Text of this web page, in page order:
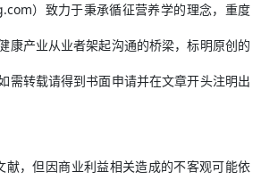
）致力于秉承循征营养学的理念，重度
康产业从业者架起沟通的桥梁，标明原创的
需转载请得到书面申请并在文章开头注明出
，但因商业利益相关造成的不客观可能依